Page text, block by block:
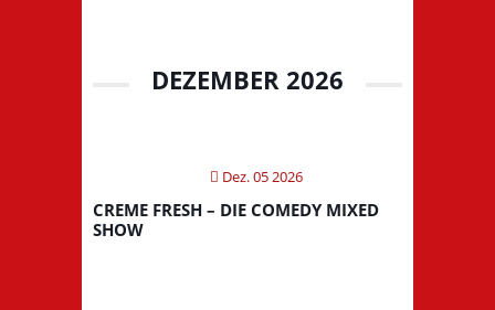
DEZEMBER 2026
Dez. 05 2026
CREME FRESH – DIE COMEDY MIXED
SHOW